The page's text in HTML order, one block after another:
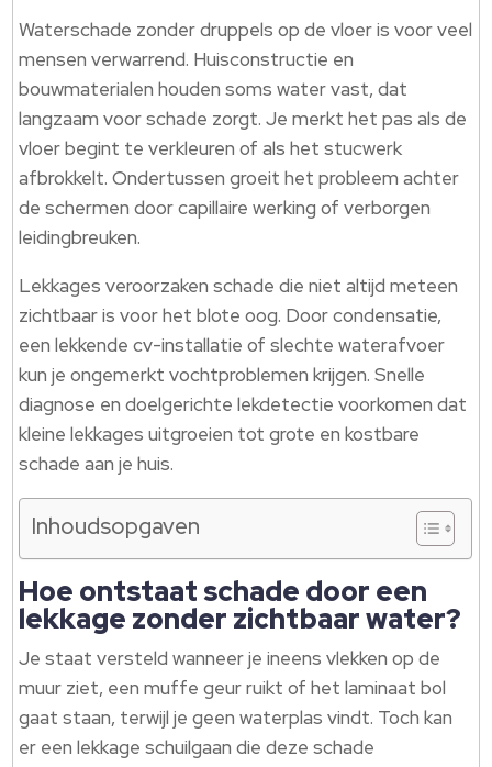
Waterschade zonder druppels op de vloer is voor veel
mensen verwarrend. Huisconstructie en
bouwmaterialen houden soms water vast, dat
langzaam voor schade zorgt. Je merkt het pas als de
vloer begint te verkleuren of als het stucwerk
afbrokkelt. Ondertussen groeit het probleem achter
de schermen door capillaire werking of verborgen
leidingbreuken.
Lekkages veroorzaken schade die niet altijd meteen
zichtbaar is voor het blote oog. Door condensatie,
een lekkende cv-installatie of slechte waterafvoer
kun je ongemerkt vochtproblemen krijgen. Snelle
diagnose en doelgerichte lekdetectie voorkomen dat
kleine lekkages uitgroeien tot grote en kostbare
schade aan je huis.
Inhoudsopgaven
Hoe ontstaat schade door een
lekkage zonder zichtbaar water?
Je staat versteld wanneer je ineens vlekken op de
muur ziet, een muffe geur ruikt of het laminaat bol
gaat staan, terwijl je geen waterplas vindt. Toch kan
er een lekkage schuilgaan die deze schade